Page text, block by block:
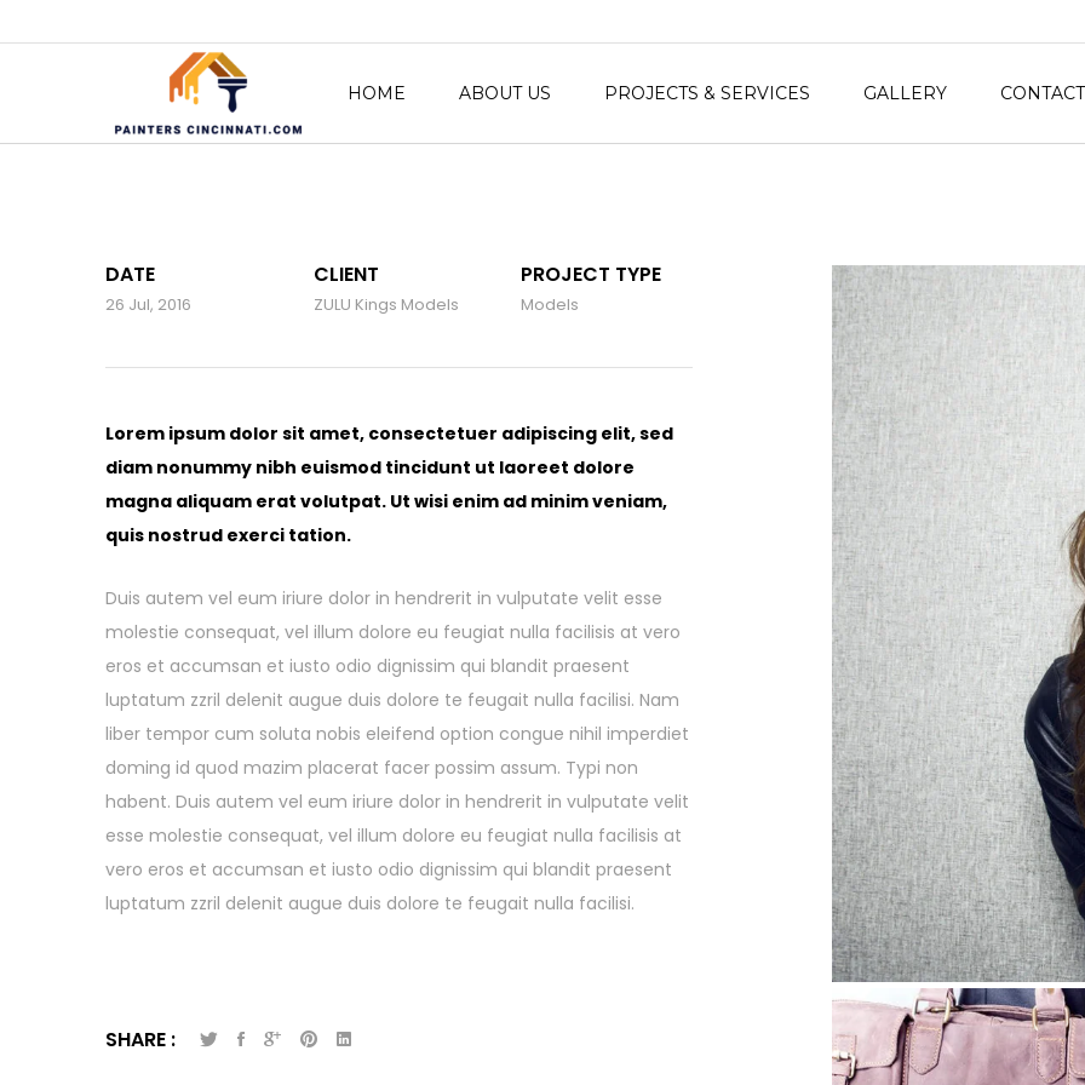
HOME ABOUT US PROJECTS & SERVICES GALLERY
DATE
26 Jul, 2016
CLIENT
ZULU Kings Models
PROJECT TYPE
Models
Lorem ipsum dolor sit amet, consectetuer adipiscing elit, sed
diam nonummy nibh euismod tincidunt ut laoreet dolore
magna aliquam erat volutpat. Ut wisi enim ad minim veniam,
quis nostrud exerci tation.
Duis autem vel eum iriure dolor in hendrerit in vulputate velit esse
molestie consequat, vel illum dolore eu feugiat nulla facilisis at vero
eros et accumsan et iusto odio dignissim qui blandit praesent
luptatum zzril delenit augue duis dolore te feugait nulla facilisi. Nam
liber tempor cum soluta nobis eleifend option congue nihil imperdiet
doming id quod mazim placerat facer possim assum. Typi non
habent. Duis autem vel eum iriure dolor in hendrerit in vulputate velit
esse molestie consequat, vel illum dolore eu feugiat nulla facilisis at
vero eros et accumsan et iusto odio dignissim qui blandit praesent
luptatum zzril delenit augue duis dolore te feugait nulla facilisi.
SHARE :